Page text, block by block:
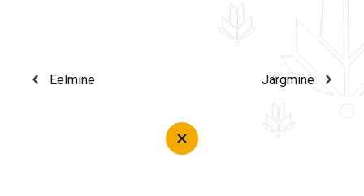
Eelmine Järgmine